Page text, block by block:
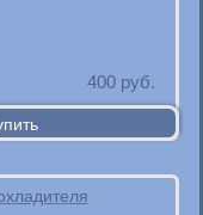
400 руб.